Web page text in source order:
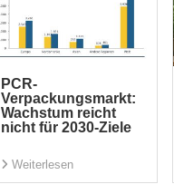
PCR-
Verpackungsmarkt:
Wachstum reicht
nicht für 2030-Ziele
Weiterlesen